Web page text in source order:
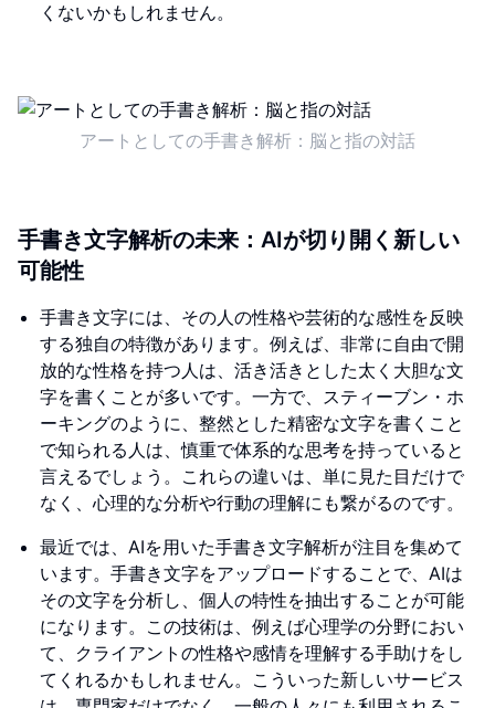
くないかもしれません。
アートとしての手書き解析：脳と指の対話
手書き文字解析の未来：AIが切り開く新しい
可能性
手書き文字には、その人の性格や芸術的な感性を反映
する独自の特徴があります。例えば、非常に自由で開
放的な性格を持つ人は、活き活きとした太く大胆な文
字を書くことが多いです。一方で、スティーブン・ホ
ーキングのように、整然とした精密な文字を書くこと
で知られる人は、慎重で体系的な思考を持っていると
言えるでしょう。これらの違いは、単に見た目だけで
なく、心理的な分析や行動の理解にも繋がるのです。
最近では、AIを用いた手書き文字解析が注目を集めて
います。手書き文字をアップロードすることで、AIは
その文字を分析し、個人の特性を抽出することが可能
になります。この技術は、例えば心理学の分野におい
て、クライアントの性格や感情を理解する手助けをし
てくれるかもしれません。こういった新しいサービス